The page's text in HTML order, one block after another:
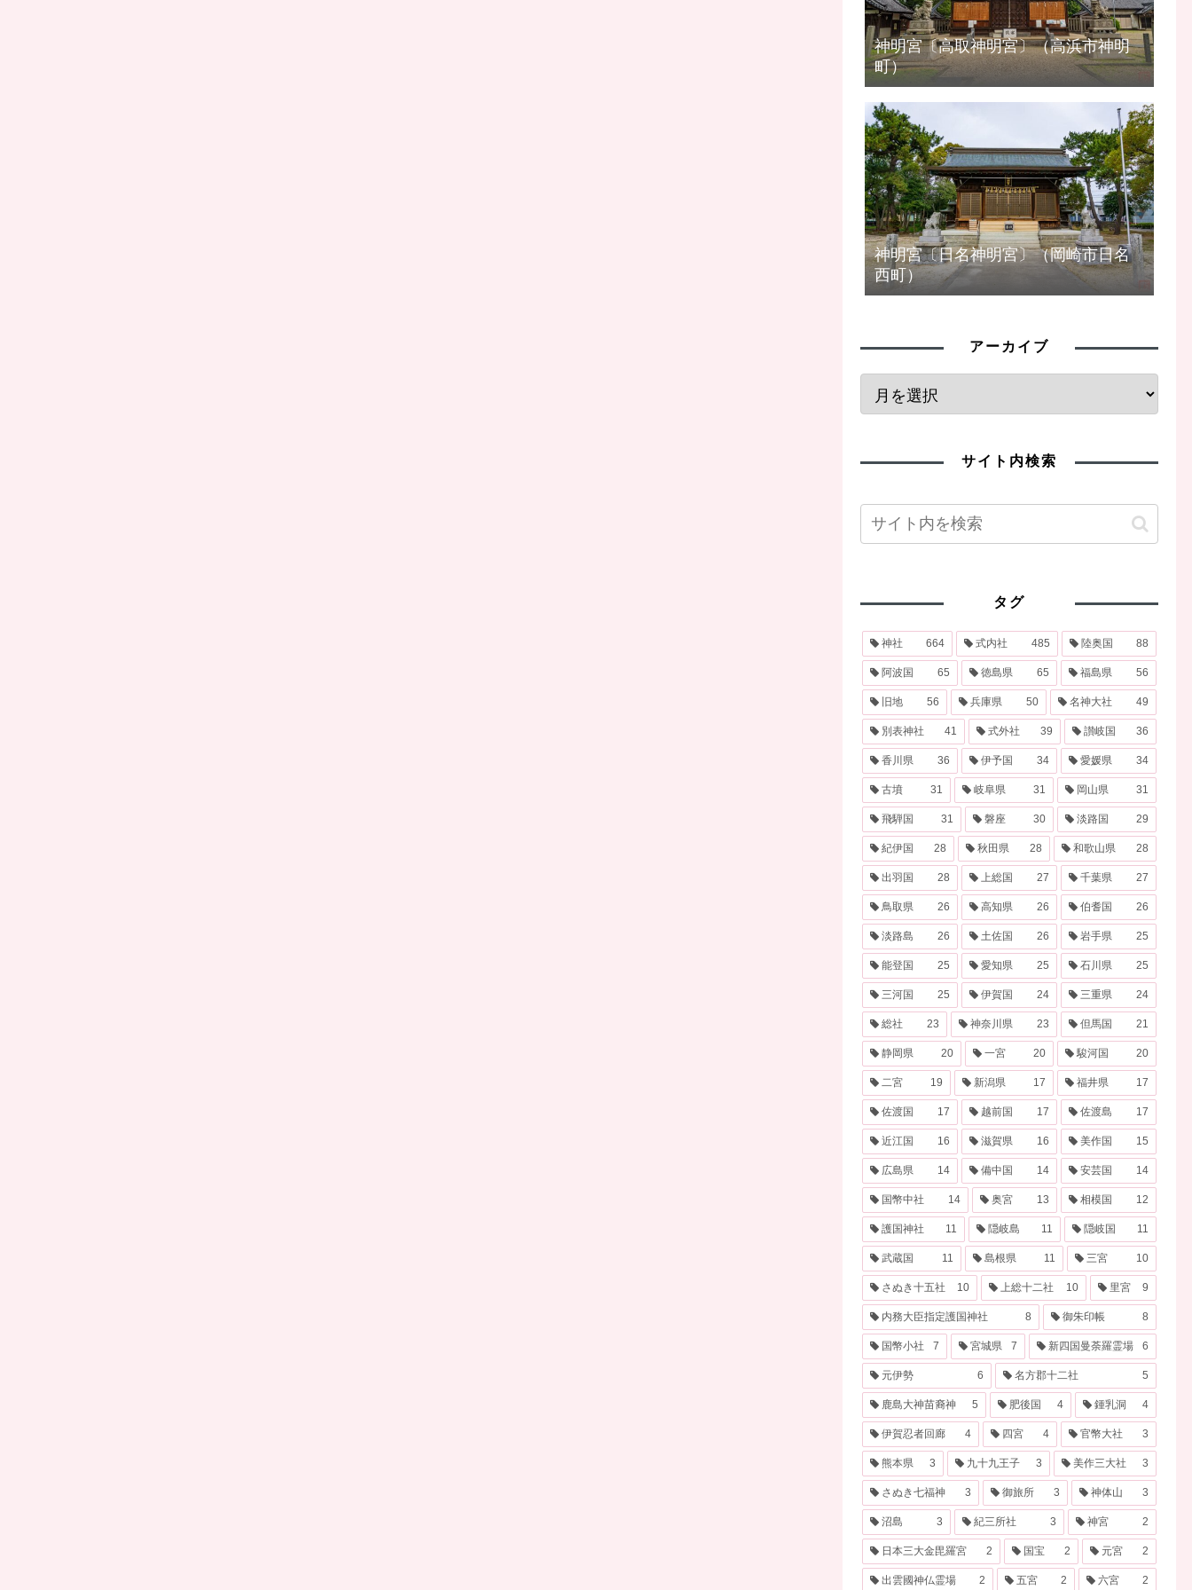
神明宮〔高取神明宮〕（高浜市神明
町）
神明宮〔日名神明宮〕（岡崎市日名
西町）
アーカイブ
サイト内検索
タグ
神社 664 式内社 485 陸奥国 88
阿波国 65 徳島県 65 福島県 56
旧地 56 兵庫県 50 名神大社 49
別表神社 41 式外社 39 讃岐国 36
香川県 36 伊予国 34 愛媛県 34
古墳 31 岐阜県 31 岡山県 31
飛騨国 31 磐座 30 淡路国 29
紀伊国 28 秋田県 28 和歌山県 28
出羽国 28 上総国 27 千葉県 27
鳥取県 26 高知県 26 伯耆国 26
淡路島 26 土佐国 26 岩手県 25
能登国 25 愛知県 25 石川県 25
三河国 25 伊賀国 24 三重県 24
総社 23 神奈川県 23 但馬国 21
静岡県 20 一宮 20 駿河国 20
二宮 19 新潟県 17 福井県 17
佐渡国 17 越前国 17 佐渡島 17
近江国 16 滋賀県 16 美作国 15
広島県 14 備中国 14 安芸国 14
国幣中社 14 奥宮 13 相模国 12
護国神社 11 隠岐島 11 隠岐国 11
武蔵国 11 島根県 11 三宮 10
さぬき十五社 10 上総十二社 10 里宮 9
内務大臣指定護国神社 8 御朱印帳 8
国幣小社 7 宮城県 7 新四国曼荼羅霊場 6
元伊勢 6 名方郡十二社 5
鹿島大神苗裔神 5 肥後国 4 鍾乳洞 4
伊賀忍者回廊 4 四宮 4 官幣大社 3
熊本県 3 九十九王子 3 美作三大社 3
さぬき七福神 3 御旅所 3 神体山 3
沼島 3 紀三所社 3 神宮 2
日本三大金毘羅宮 2 国宝 2 元宮 2
出雲國神仏霊場 2 五宮 2 六宮 2